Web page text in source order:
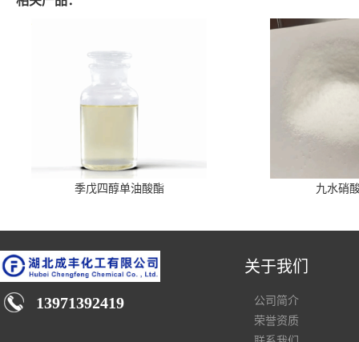
季戊四醇单油酸酯 九水硝
13971392419
关于我们
公司简介
荣誉资质